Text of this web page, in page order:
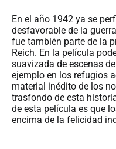
En el año 1942 ya se
desfavorable de la
fue también parte de la
Reich. En la película
suavizada de escenas
ejemplo en los refugios
material inédito de los
trasfondo de esta
de esta película es que
encima de la felicidad